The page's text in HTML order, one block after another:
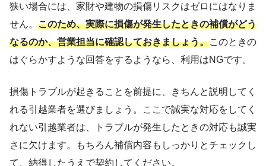
狭い場合には、家財や建物の損傷リスクはゼロにはなりま
せん。 このため、実際に損傷が発生したときの補償がどう
なるのか、営業担当に確認しておきましょう。このときの
はぐらかすような回答をするようなら、利用はNGです。
損傷トラブルが起きることを前提に、きちんと説明してく
れる引越業者を選びましょう。ここで誠実な対応をしてく
れない引越業者は、トラブルが発生したときの対応も誠実
さに欠けます。もちろん補償内容もしっかりとチェックし
て、納得したうえで契約してください。